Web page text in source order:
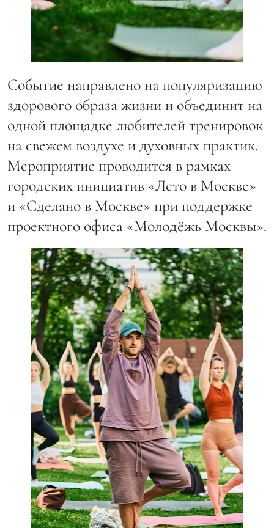
Событие направлено на популяризацию
здорового образа жизни и объединит на
одной площадке любителей тренировок
на свежем воздухе и духовных практик.
Мероприятие проводится в рамках
городских инициатив «Лето в Москве»
и «Сделано в Москве» при поддержке
проектного офиса «Молодёжь Москвы».